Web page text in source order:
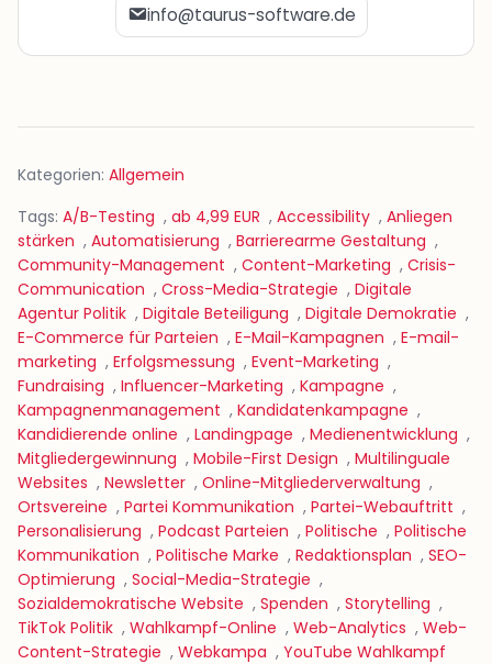
info@taurus-software.de
Kategorien: Allgemein
Tags: A/B-Testing , ab 4,99 EUR , Accessibility , Anliegen
stärken , Automatisierung , Barrierearme Gestaltung ,
Community-Management , Content-Marketing , Crisis-
Communication , Cross-Media-Strategie , Digitale
Agentur Politik , Digitale Beteiligung , Digitale Demokratie ,
E-Commerce für Parteien , E-Mail-Kampagnen , E-mail-
marketing , Erfolgsmessung , Event-Marketing ,
Fundraising , Influencer-Marketing , Kampagne ,
Kampagnenmanagement , Kandidatenkampagne ,
Kandidierende online , Landingpage , Medienentwicklung ,
Mitgliedergewinnung , Mobile-First Design , Multilinguale
Websites , Newsletter , Online-Mitgliederverwaltung ,
Ortsvereine , Partei Kommunikation , Partei-Webauftritt ,
Personalisierung , Podcast Parteien , Politische , Politische
Kommunikation , Politische Marke , Redaktionsplan , SEO-
Optimierung , Social-Media-Strategie ,
Sozialdemokratische Website , Spenden , Storytelling ,
TikTok Politik , Wahlkampf-Online , Web-Analytics , Web-
Content-Strategie , Webkampa , YouTube Wahlkampf